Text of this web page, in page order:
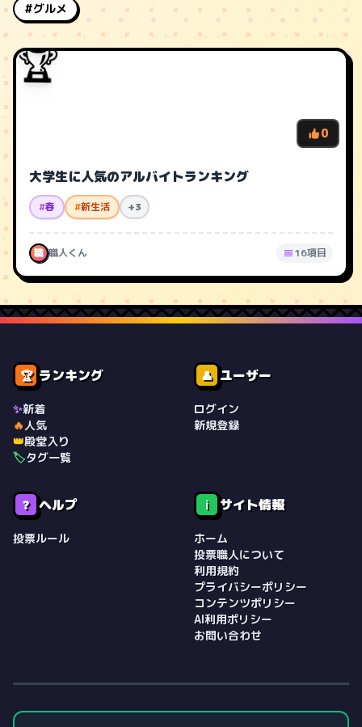
#グルメ
🏆
0
大学生に人気のアルバイトランキング
#春 #新生活 +3
職 職人くん 16項目
🏆 ランキング
✨新着
🔥人気
👑殿堂入り
🏷️タグ一覧
👤 ユーザー
ログイン
新規登録
❓ ヘルプ
投票ルール
ℹ️ サイト情報
ホーム
投票職人について
利用規約
プライバシーポリシー
コンテンツポリシー
AI利用ポリシー
お問い合わせ